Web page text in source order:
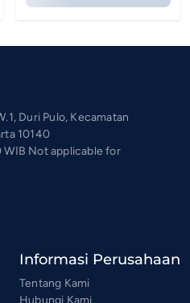
Duri Pulo, Kecamatan
10140
WIB Not applicable for
Informasi Perusahaan
Tentang Kami